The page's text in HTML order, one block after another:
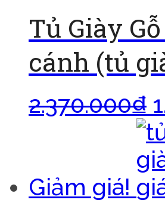
Tủ Giày
cánh (tủ
2.370.000₫
Giảm giá!